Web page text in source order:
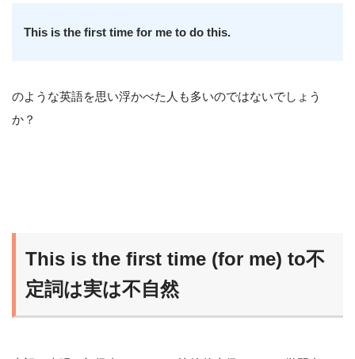
This is the first time for me to do this.
のような英語を思い浮かべた人も多いのではないでしょう
か？
This is the first time (for me) to不
定詞は実は不自然